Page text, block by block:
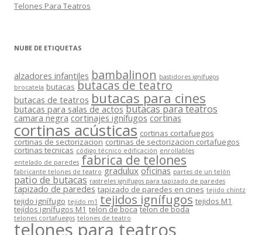
Telones Para Teatros
NUBE DE ETIQUETAS
alzadores infantiles bambalinon bastidores ignífugos
brocatela butacas butacas de teatro
butacas de teatros butacas para cines
butacas para salas de actos butacas para teatros
camara negra cortinajes ignífugos cortinas
cortinas acústicas cortinas cortafuegos
cortinas de sectorizacion cortinas de sectorizacion cortafuegos
cortinas tecnicas código técnico edificación enrollables
entelado de paredes fabrica de telones
fabricante telones de teatro gradulux oficinas partes de un telón
patio de butacas rastreles ignífugos para tapizado de paredes
tapizado de paredes tapizado de paredes en cines tejido chintz
tejido ignífugo tejido m1 tejidos ignífugos tejidos M1
tejídos ignífugos M1 telon de boca telon de boda
telones cortafuegos telones de teatro
telones para teatros